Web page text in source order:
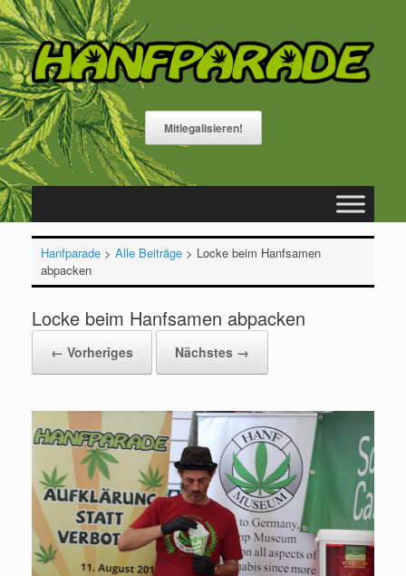
Zum
Inhalt
springen
Mitlegalisieren!
Hanfparade> Alle Beiträge> Locke beim Hanfsamen
abpacken
Locke beim Hanfsamen abpacken
← Vorheriges Nächstes →